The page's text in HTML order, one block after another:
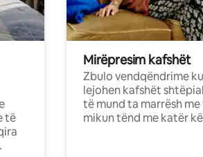
të
Mirëpresim kafshët
Zbulo vendqëndrime ku
lejohen kafshët
të mund ta marrësh
mikun tënd me katër